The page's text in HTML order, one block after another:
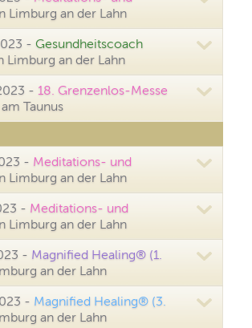
Limburg an der Lahn
- Gesundheitscoach
Limburg an der Lahn
- 18. Grenzenlos-Messe
Taunus
- Meditations- und
Limburg an der Lahn
- Meditations- und
Limburg an der Lahn
- Magnified Healing® (1.
an der Lahn
- Magnified Healing® (3.
an der Lahn